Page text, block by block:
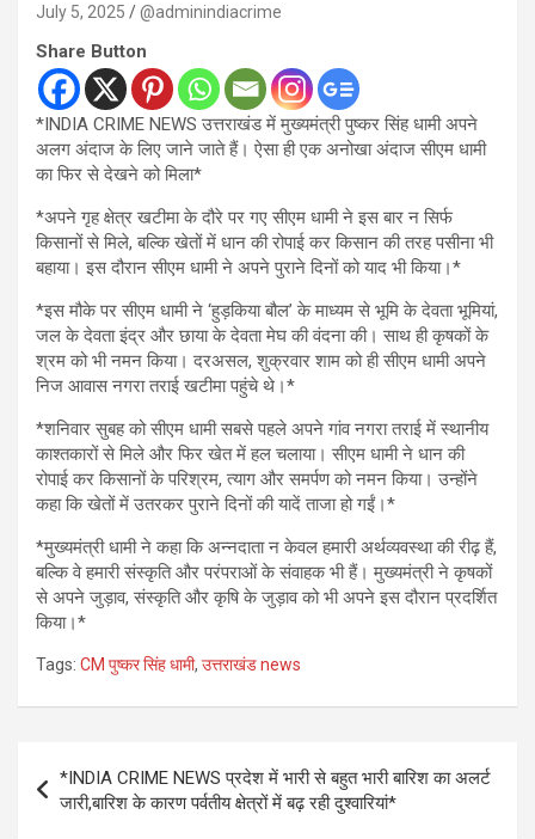
July 5, 2025 @adminindiacrime
Share Button
*INDIA CRIME NEWS उत्तराखंड में मुख्यमंत्री पुष्कर सिंह धामी अपने
अलग अंदाज के लिए जाने जाते हैं। ऐसा ही एक अनोखा अंदाज सीएम धामी
का फिर से देखने को मिला*
*अपने गृह क्षेत्र खटीमा के दौरे पर गए सीएम धामी ने इस बार न सिर्फ
किसानों से मिले, बल्कि खेतों में धान की रोपाई कर किसान की तरह पसीना भी
बहाया। इस दौरान सीएम धामी ने अपने पुराने दिनों को याद भी किया।*
*इस मौके पर सीएम धामी ने ‘हुड़किया बौल’ के माध्यम से भूमि के देवता भूमियां,
जल के देवता इंद्र और छाया के देवता मेघ की वंदना की। साथ ही कृषकों के
श्रम को भी नमन किया। दरअसल, शुक्रवार शाम को ही सीएम धामी अपने
निज आवास नगरा तराई खटीमा पहुंचे थे।*
*शनिवार सुबह को सीएम धामी सबसे पहले अपने गांव नगरा तराई में स्थानीय
काश्तकारों से मिले और फिर खेत में हल चलाया। सीएम धामी ने धान की
रोपाई कर किसानों के परिश्रम, त्याग और समर्पण को नमन किया। उन्होंने
कहा कि खेतों में उतरकर पुराने दिनों की यादें ताजा हो गईं।*
*मुख्यमंत्री धामी ने कहा कि अन्नदाता न केवल हमारी अर्थव्यवस्था की रीढ़ हैं,
बल्कि वे हमारी संस्कृति और परंपराओं के संवाहक भी हैं। मुख्यमंत्री ने कृषकों
से अपने जुड़ाव, संस्कृति और कृषि के जुड़ाव को भी अपने इस दौरान प्रदर्शित
किया।*
Tags: CM पुष्कर सिंह धामी, उत्तराखंड news
navigation
*INDIA CRIME NEWS प्रदेश में भारी से बहुत भारी बारिश का अलर्ट
जारी,बारिश के कारण पर्वतीय क्षेत्रों में बढ़ रही दुश्वारियां*